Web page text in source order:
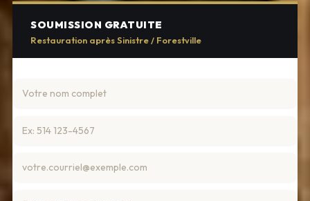
SOUMISSION GRATUITE
Restauration après Sinistre / Forestville